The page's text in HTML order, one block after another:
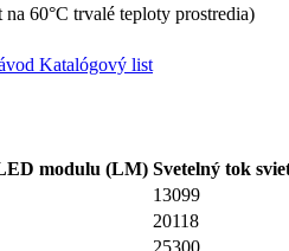
na 60°C trvalé teploty prostredia)
Katalógový list
modulu (LM) Svetelný tok
13099
20118
25300